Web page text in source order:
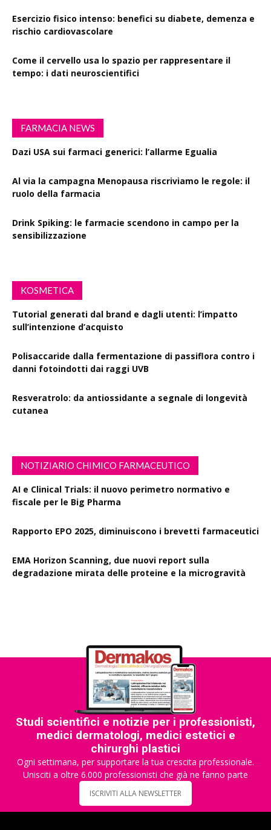
Esercizio fisico intenso: benefici su diabete, demenza e
rischio cardiovascolare
Come il cervello usa lo spazio per rappresentare il
tempo: i dati neuroscientifici
FARMACIA NEWS
Dazi USA sui farmaci generici: l’allarme Egualia
Al via la campagna Menopausa riscriviamo le regole: il
ruolo della farmacia
Drink Spiking: le farmacie scendono in campo per la
sensibilizzazione
KOSMETICA
Tutorial generati dal brand e dagli utenti: l’impatto
sull’intenzione d’acquisto
Polisaccaride dalla fermentazione di passiflora contro i
danni fotoindotti dai raggi UVB
Resveratrolo: da antiossidante a segnale di longevità
cutanea
NOTIZIARIO CHIMICO FARMACEUTICO
AI e Clinical Trials: il nuovo perimetro normativo e
fiscale per le Big Pharma
Rapporto EPO 2025, diminuiscono i brevetti farmaceutici
EMA Horizon Scanning, due nuovi report sulla
degradazione mirata delle proteine e la microgravità
Studi scientifici e notizie per i professionisti,
medici dermatologi, medici estetici e
chirurghi plastici
Ogni settimana, per supportare la tua crescita professionale.
Unisciti a oltre 6.000 professionisti che già ne fanno parte
ISCRIVITI ALLA NEWSLETTER